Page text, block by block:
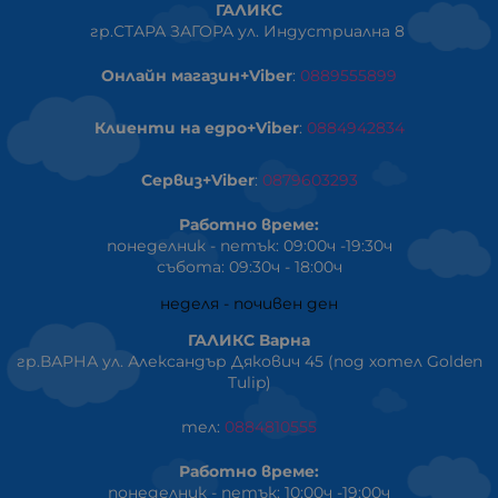
ГАЛИКС
гр.СТАРА ЗАГОРА ул. Индустриална 8
Онлайн магазин+Viber: 0889555899
Клиенти на едро+Viber: 0884942834
Сервиз+Viber: 0879603293
Работно време:
понеделник - петък: 09:00ч -19:30ч
събота: 09:30ч - 18:00ч
неделя - почивен ден
ГАЛИКС Варна
гр.ВАРНА ул. Александър Дякович 45 (под хотел Golden
Tulip)
тел: 0884810555
Работно време:
понеделник - петък: 10:00ч -19:00ч